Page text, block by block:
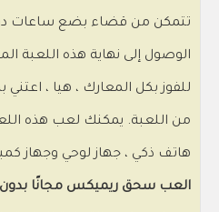
تتمكن من قضاء بضع ساعات
الوصول إلى نهاية هذه اللعبة
للفوز بكل المعارك ، هيا ،
من اللعبة. يمكنك لعب هذه
هاتف ذكي ، جهاز لوحي وجهاز
العب سحق ريميكس مجانًا بدون